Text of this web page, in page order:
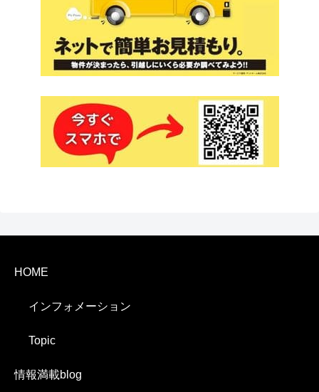
HOME
インフォメーション
Topic
情報満載blog